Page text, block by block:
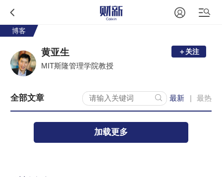
博客
黄亚生
MIT斯隆管理学院教授
＋关注
全部文章 最新 最热
加载更多